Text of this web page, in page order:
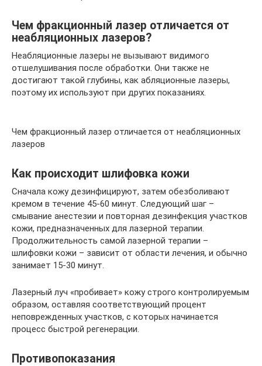
Чем фракционный лазер отличается от
неабляционных лазеров?
Неабляционные лазеры не вызывают видимого
отшелушивания после обработки. Они также не
достигают такой глубины, как абляционные лазеры,
поэтому их используют при других показаниях.
Чем фракционный лазер отличается от неабляционных
лазеров
Как происходит шлифовка кожи
Сначала кожу дезинфицируют, затем обезболивают
кремом в течение 45-60 минут. Следующий шаг –
смывание анестезии и повторная дезинфекция участков
кожи, предназначенных для лазерной терапии.
Продолжительность самой лазерной терапии –
шлифовки кожи – зависит от области лечения, и обычно
занимает 15-30 минут.
Лазерный луч «пробивает» кожу строго контролируемым
образом, оставляя соответствующий процент
неповрежденных участков, с которых начинается
процесс быстрой регенерации.
Противопоказания